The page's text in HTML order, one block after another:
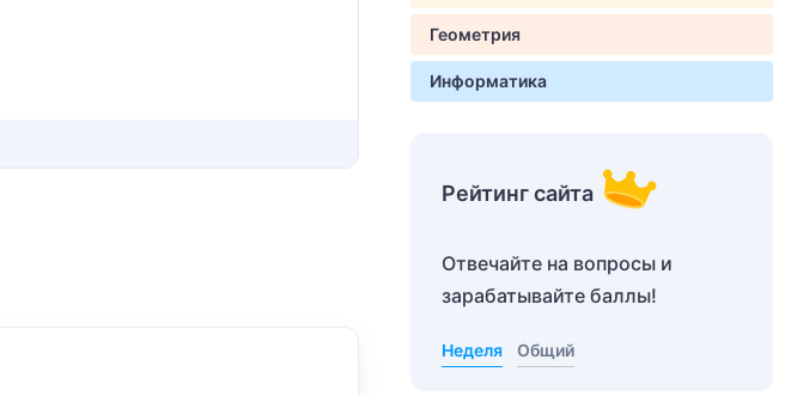
Геометрия
Информатика
Рейтинг сайта
Отвечайте на вопросы и
зарабатывайте баллы!
Неделя Общий